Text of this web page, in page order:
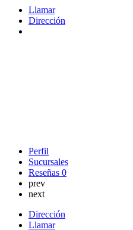
Llamar
Dirección
Perfil
Sucursales
Reseñas 0
prev
next
Dirección
Llamar